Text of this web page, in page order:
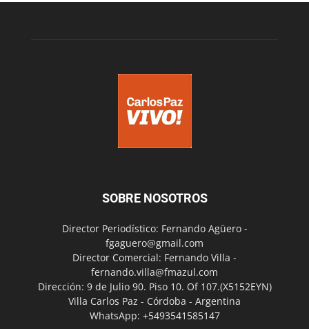
SOBRE NOSOTROS
Director Periodístico: Fernando Agüero -
fgaguero@gmail.com
Director Comercial: Fernando Villa -
fernando.villa@fmazul.com
Dirección: 9 de Julio 90. Piso 10. Of 107.(X5152EYN)
Villa Carlos Paz - Córdoba - Argentina
WhatsApp: +5493541585147